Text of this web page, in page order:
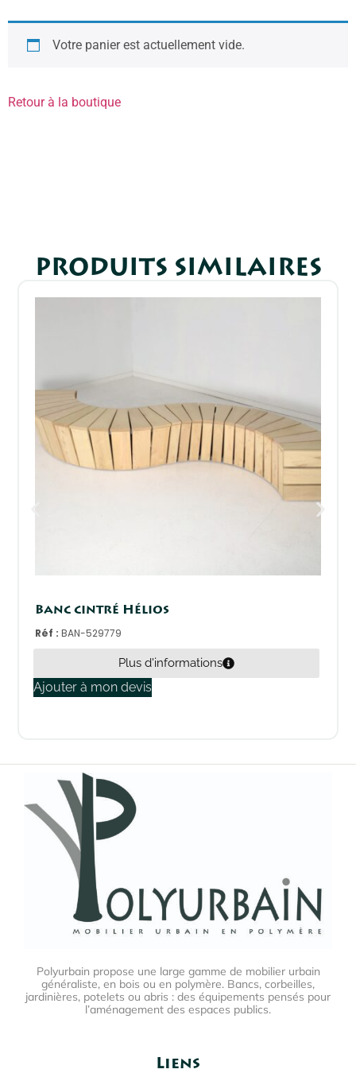
Votre panier est actuellement vide.
Retour à la boutique
PRODUITS SIMILAIRES
Banc cintré Hélios
Réf :BAN-529779
Plus d'informations
Ajouter à mon devis
Polyurbain propose une large gamme de mobilier urbain
généraliste, en bois ou en polymère. Bancs, corbeilles,
jardinières, potelets ou abris : des équipements pensés pour
l’aménagement des espaces publics.
Liens